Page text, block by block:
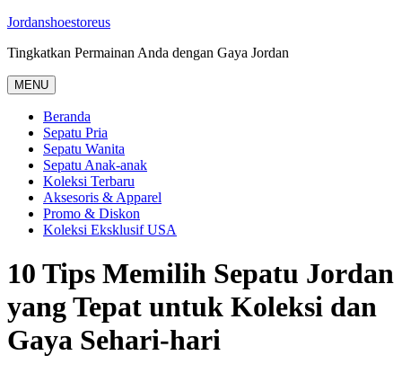
Skip
content
Jordanshoestoreus
Tingkatkan Permainan Anda dengan Gaya Jordan
MENU
Beranda
Sepatu Pria
Sepatu Wanita
Sepatu Anak-anak
Koleksi Terbaru
Aksesoris & Apparel
Promo & Diskon
Koleksi Eksklusif USA
10 Tips Memilih Sepatu Jordan
yang Tepat untuk Koleksi dan
Gaya Sehari-hari